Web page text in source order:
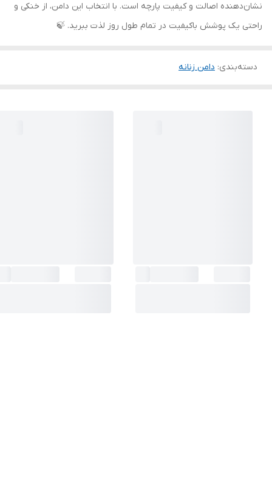
نشان‌دهنده اصالت و کیفیت پارچه است. با انتخاب این دامن، از خنکی و
راحتی یک پوشش باکیفیت در تمام طول روز لذت ببرید. 🍃
دسته‌بندی: دامن زنانه